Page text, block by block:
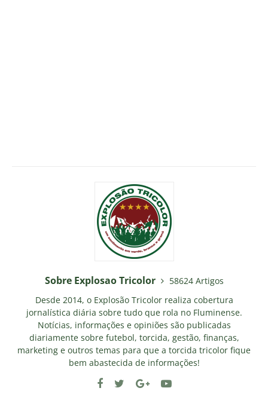
Sobre Explosao Tricolor
58624 Artigos
Desde 2014, o Explosão Tricolor realiza cobertura
jornalística diária sobre tudo que rola no Fluminense.
Notícias, informações e opiniões são publicadas
diariamente sobre futebol, torcida, gestão, finanças,
marketing e outros temas para que a torcida tricolor fique
bem abastecida de informações!